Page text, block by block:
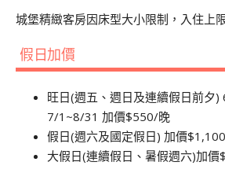
城堡精緻客房因床型大小限制，入住上
假日加價
旺日(週五、週日及連續假日前夕
7/1~8/31 加價$550/晚
假日(週六及國定假日) 加價
大假日(連續假日、暑假週六)加